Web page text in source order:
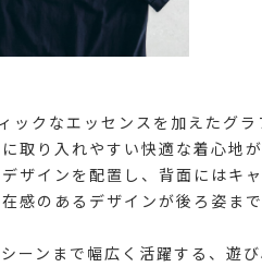
ックなエッセンスを加えたグ
取り入れやすい快適な着心地が
ザインを配置し、背面にはキ
感のあるデザインが後ろ姿ま
ーンまで幅広く活躍する、遊